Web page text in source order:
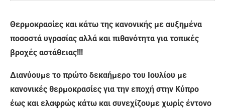
Θερμοκρασίες και κάτω της κανονικής με αυξημένα
ποσοστά υγρασίας αλλά και πιθανότητα για τοπικές
βροχές αστάθειας!!!
Διανύουμε το πρώτο δεκαήμερο του Ιουλίου με
κανονικές θερμοκρασίες για την εποχή στην Κύπρο
έως και ελαφρώς κάτω και συνεχίζουμε χωρίς έντονο